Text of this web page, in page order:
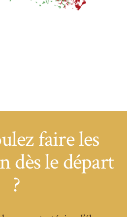
faire les
dès le départ
?